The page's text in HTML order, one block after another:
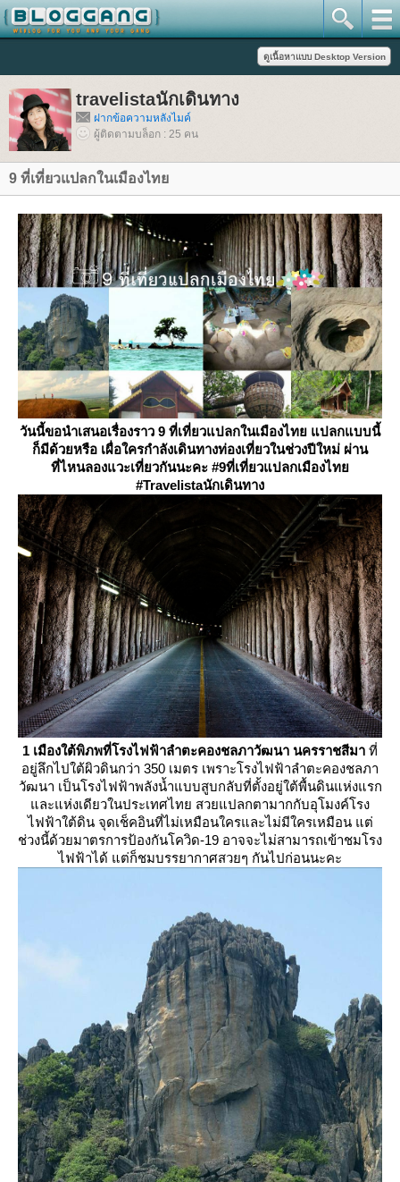
travelistaนักเดินทาง
ฝากข้อความหลังไมค์
ผู้ติดตามบล็อก : 25 คน
9 ที่เที่ยวแปลกในเมืองไท
วันนี้ขอนำเสนอเรื่องราว 9 ที่เที่ยวแปลกในเมืองไทย แปลกแบบนี้
ก็มีด้วยหรือ เผื่อใครกำลังเดินทางท่องเที่ยวในช่วงปีใหม่ ผ่าน
ที่ไหนลองแวะเที่ยวกันนะคะ #9ที่เที่ยวแปลกเมืองไท
#Travelistaนักเดินทาง
1 เมืองใต้พิภพที่โรงไฟฟ้าลำตะคองชลภาวัฒนา นครราชสีมา ที่
อยู่ลึกไปใต้ผิวดินกว่า 350 เมตร เพราะโรงไฟฟ้าลำตะคองชลภา
วัฒนา เป็นโรงไฟฟ้าพลังน้ำแบบสูบกลับที่ตั้งอยู่ใต้พื้นดินแห่งแรก
ละแห่งเดียวในประเทศไทย สวยแปลกตามากกับอุโมงค์โรง
ไฟฟ้าใต้ดิน จุดเช็คอินที่ไม่เหมือนใครและไม่มีใครเหมือน แต่
ช่วงนี้ด้วยมาตรการป้องกันโควิด-19 อาจจะไม่สามารถเข้าชมโรง
ไฟฟ้าได้ แต่ก็ชมบรรยากาศสวยๆ กันไปก่อนนะคะ